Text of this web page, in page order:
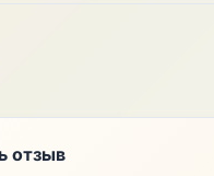
отзыв